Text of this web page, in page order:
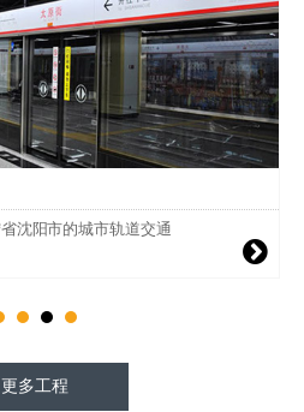
沈阳市的城市轨道交通
更多工程